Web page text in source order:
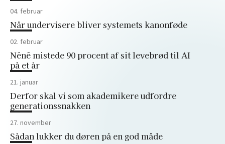
04. februar
Når undervisere bliver systemets kanonføde
02. februar
Néné mistede 90 procent af sit levebrød til AI
på et år
21. januar
Derfor skal vi som akademikere udfordre
generationssnakken
27. november
Sådan lukker du døren på en god måde